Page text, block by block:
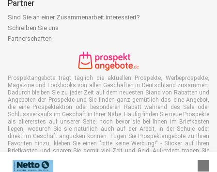
Partner
Sind Sie an einer Zusammenarbeit interessiert?
Schreiben Sie uns
Partnerschaften
Prospektangebote trägt täglich die aktuellen Prospekte, Werbeprospekte,
Magazine und Lookbooks von allen Geschäften in Deutschland zusammen.
Dadurch bleiben Sie zu jeder Zeit auf dem neuesten Stand von Rabatten und
Angeboten der Prospekte und Sie finden ganz gemütlich das eine Angebot,
die eine Prospektaktion oder besonderen Rabatt während des Sale oder
Schlussverkaufs im Geschäft in Ihrer Nähe. Häufig finden Sie neue Prospekte
als allererstes auf unserer Seite, noch bevor sie bei Ihnen im Briefkasten
liegen, wodurch Sie sie natürlich auch auf der Arbeit, in der Schule oder
direkt im Geschäft angucken können. Fügen Sie Prospektangebote zu Ihren
Favoriten hinzu, kleben Sie einen "bitte keine Werbung!" - Sticker auf Ihren
Briefkasten und sparen Sie somit viel Zeit und Geld. Außerdem tragen Sie
ist.